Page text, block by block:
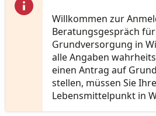
Willkommen zur
Beratungsgespräch
Grundversorgung in
alle Angaben
einen Antrag auf
stellen, müssen Sie
Lebensmittelpunkt in